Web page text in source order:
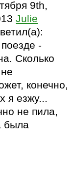
9th,
Julie
-
Сколько
конечно,
я езжу...
не пила,
была